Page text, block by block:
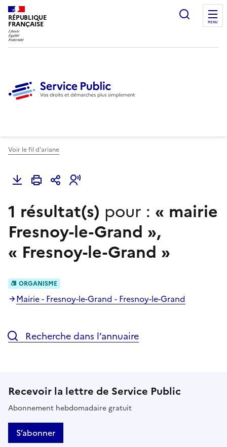
RÉPUBLIQUE
FRANÇAISE
Ouvrir
MENU
Voir le fil d'ariane
1 résultat(s) pour : « mairie
Fresnoy-le-Grand »,
« Fresnoy-le-Grand »
ORGANISME
Mairie - Fresnoy-le-Grand - Fresnoy-le-Grand
Recherche dans l’annuaire
Recevoir la lettre de Service Public
Abonnement hebdomadaire gratuit
S’abonner